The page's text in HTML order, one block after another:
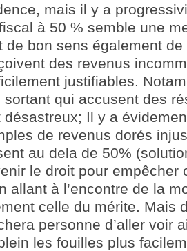
mais il y a
à 50 % semble une
de bon sens également de
des revenus
justifiables.
sortant qui accusent des
désastreux; Il y a
de revenus dorés
au dela de 50%
le droit pour empêcher
allant à l’encontre de la
celle du mérite. Mais
personne d’aller voir
les fouilles plus